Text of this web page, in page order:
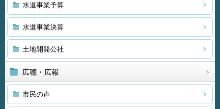
水道事業予算
水道事業決算
土地開発公社
広聴・広報
市民の声